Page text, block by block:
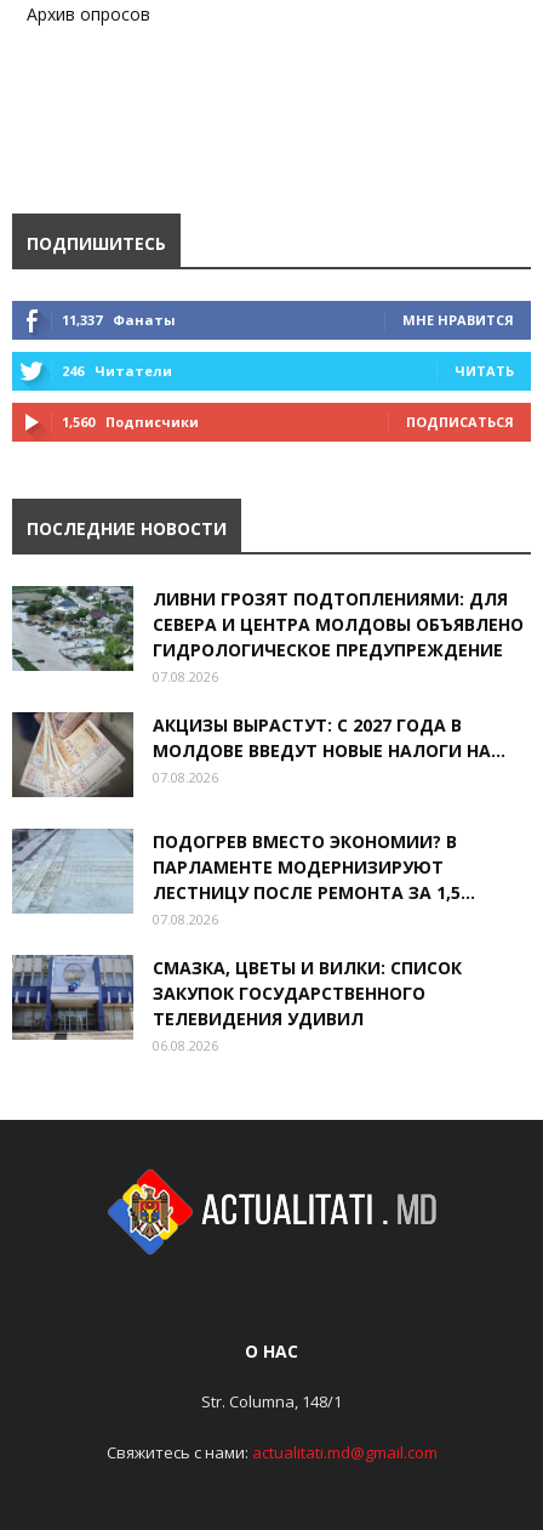
Архив опросов
ПОДПИШИТЕСЬ
11,337 Фанаты МНЕ НРАВИТСЯ
246 Читатели ЧИТАТЬ
1,560 Подписчики ПОДПИСАТЬСЯ
ПОСЛЕДНИЕ НОВОСТИ
ЛИВНИ ГРОЗЯТ ПОДТОПЛЕНИЯМИ: ДЛЯ
СЕВЕРА И ЦЕНТРА МОЛДОВЫ ОБЪЯВЛЕНО
ГИДРОЛОГИЧЕСКОЕ ПРЕДУПРЕЖДЕНИЕ
07.08.2026
АКЦИЗЫ ВЫРАСТУТ: С 2027 ГОДА В
МОЛДОВЕ ВВЕДУТ НОВЫЕ НАЛОГИ НА...
07.08.2026
ПОДОГРЕВ ВМЕСТО ЭКОНОМИИ? В
ПАРЛАМЕНТЕ МОДЕРНИЗИРУЮТ
ЛЕСТНИЦУ ПОСЛЕ РЕМОНТА ЗА 1,5...
07.08.2026
СМАЗКА, ЦВЕТЫ И ВИЛКИ: СПИСОК
ЗАКУПОК ГОСУДАРСТВЕННОГО
ТЕЛЕВИДЕНИЯ УДИВИЛ
06.08.2026
О НАС
Str. Columna, 148/1
Свяжитесь с нами: actualitati.md@gmail.com